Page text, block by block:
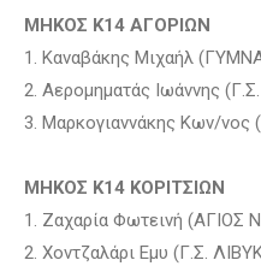
ΜΗΚΟΣ Κ14 ΑΓΟΡΙΩΝ
1. Καναβάκης Μιχαήλ
2. Αερομηματάς Ιωάννης
3. Μαρκογιαννάκης Κων/
ΜΗΚΟΣ Κ14 ΚΟΡΙΤΣΙΩΝ
1. Ζαχαρία Φωτεινή (ΑΓΙΟΣ
2. Χοντζαλάρι Εμυ (Γ.Σ.